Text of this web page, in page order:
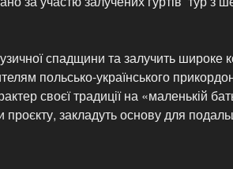
спадщини та залучить широке
польсько-українського
своєї традиції на «маленькій
проєкту, закладуть основу для